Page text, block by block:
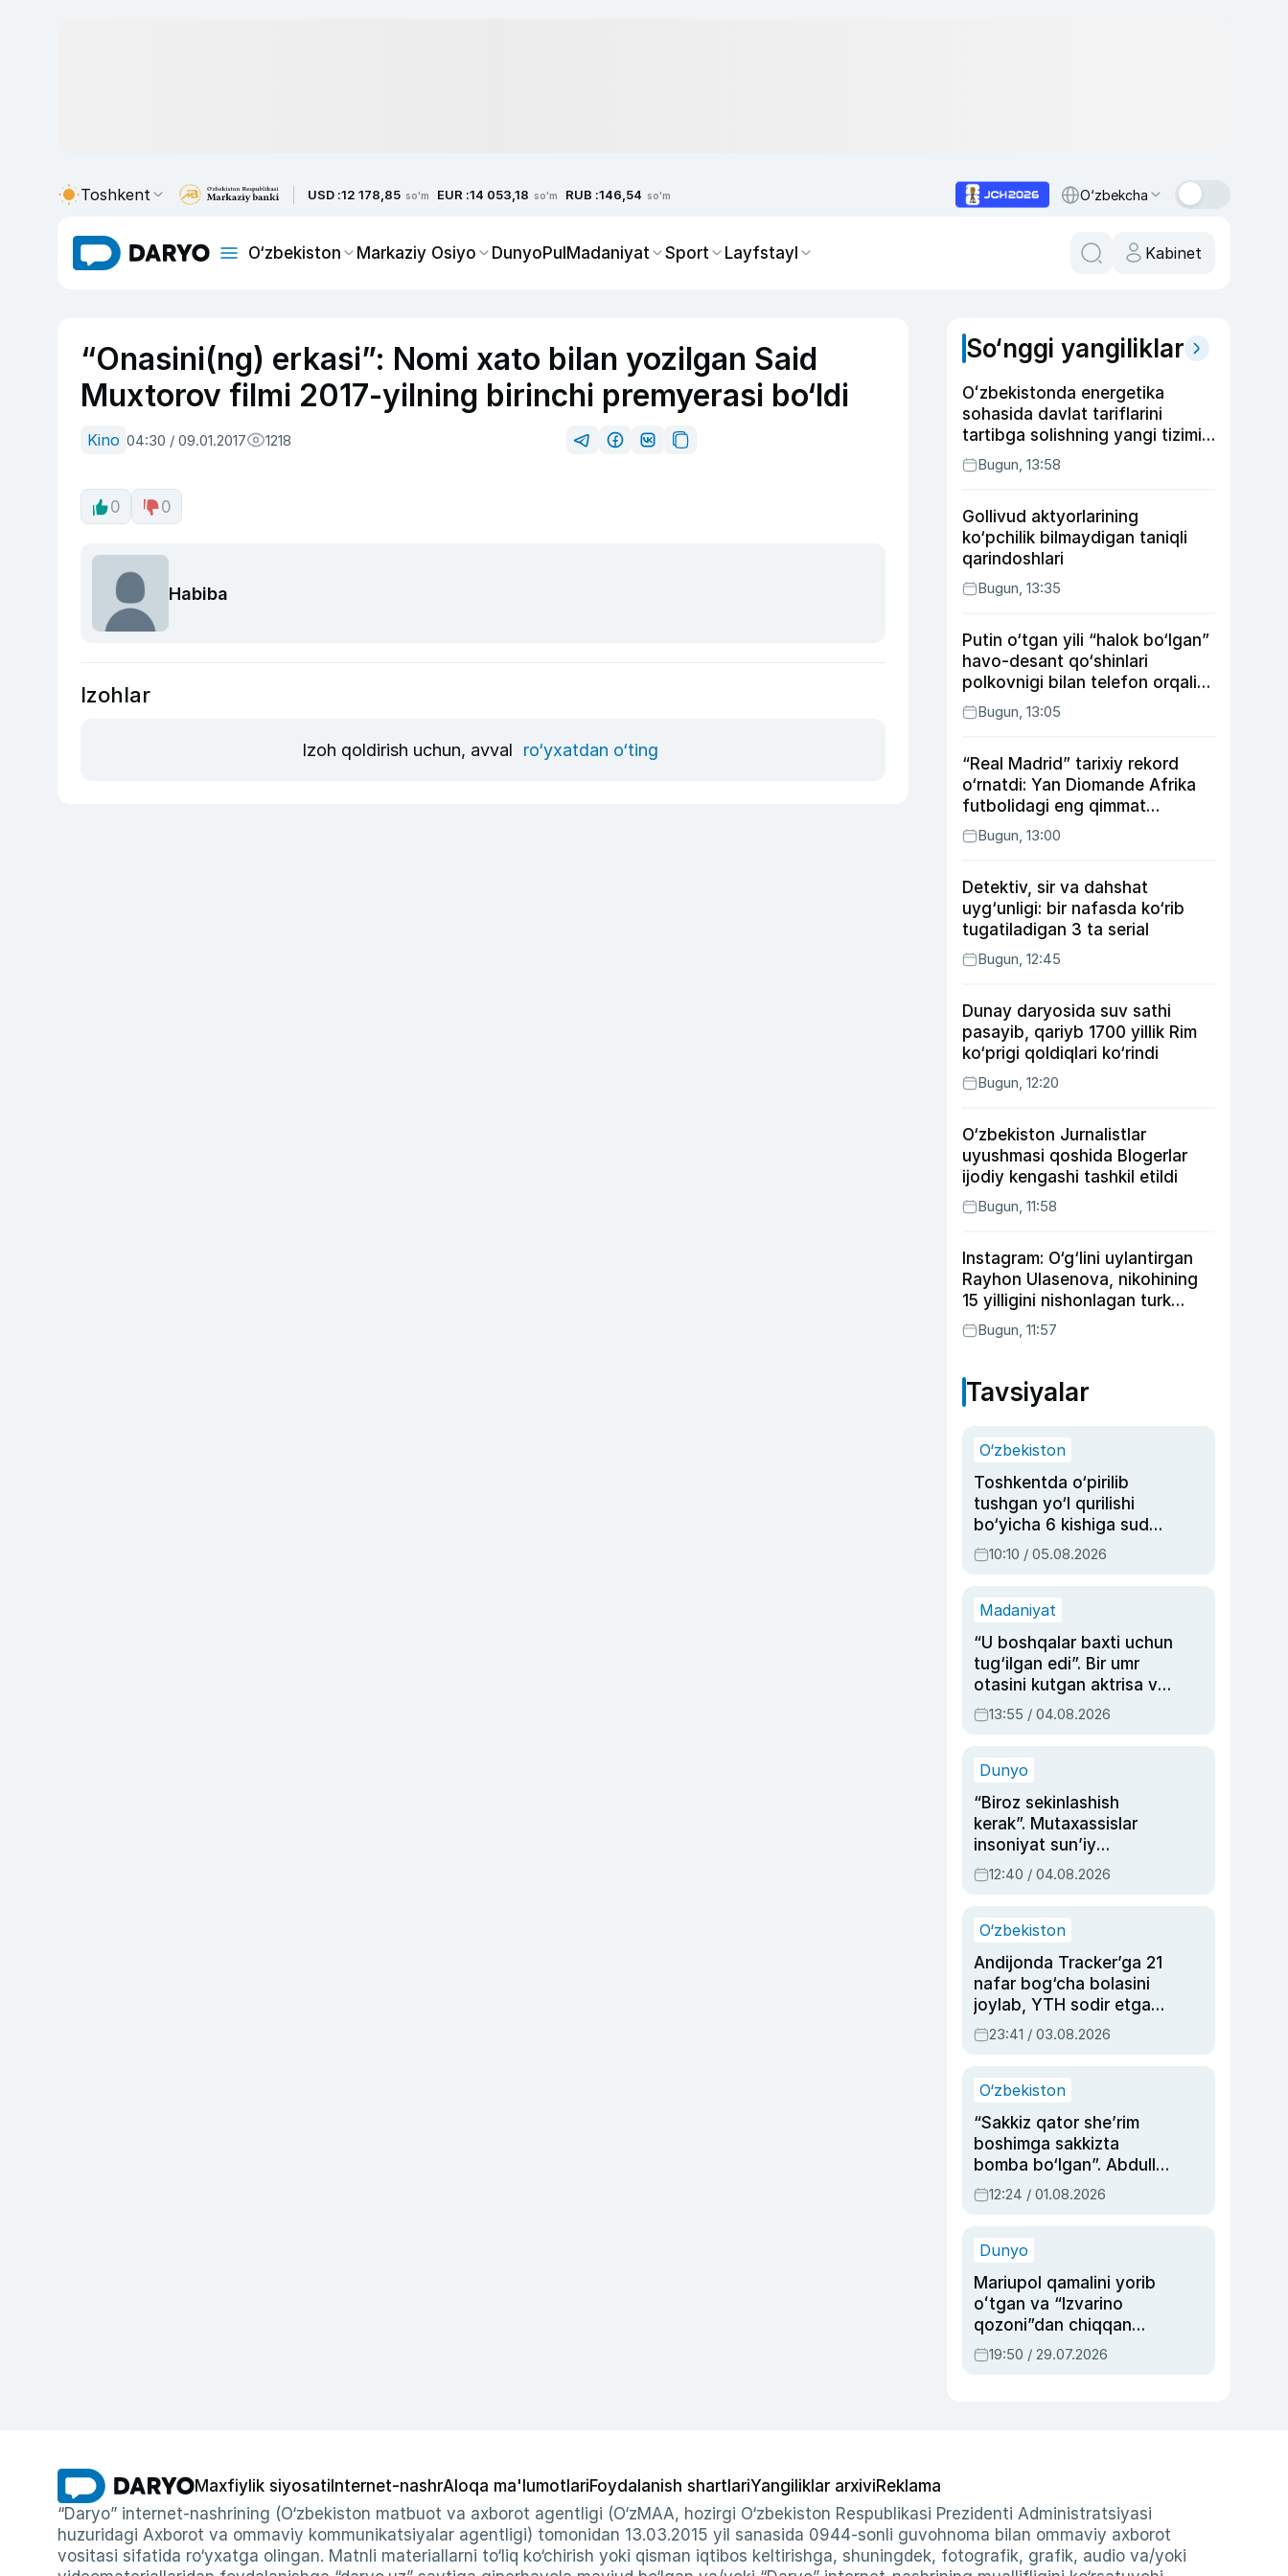
Toshkent USD :12 178,85 so'm EUR :14 053,18 so'm RUB :146,54 so'm O‘zbekcha
O‘zbekiston Markaziy Osiyo DunyoPulMadaniyat Sport Layfstayl Kabinet
“Onasini(ng) erkasi”: Nomi xato bilan yozilgan Said
Muxtorov filmi 2017-yilning birinchi premyerasi bo‘ldi
Kino 04:30 / 09.01.2017 1218
0 0
Habiba
Izohlar
Izoh qoldirish uchun, avval ro‘yxatdan o‘ting
So‘nggi yangiliklar
Oʻzbekistonda energetika
sohasida davlat tariflarini
tartibga solishning yangi tizimi
joriy etildi
Bugun, 13:58
Gollivud aktyorlarining
ko‘pchilik bilmaydigan taniqli
qarindoshlari
Bugun, 13:35
Putin o‘tgan yili “halok bo‘lgan”
havo-desant qo‘shinlari
polkovnigi bilan telefon orqali
suhbatlashdi
Bugun, 13:05
“Real Madrid” tarixiy rekord
o‘rnatdi: Yan Diomande Afrika
futbolidagi eng qimmat
transferga aylandi
Bugun, 13:00
Detektiv, sir va dahshat
uyg‘unligi: bir nafasda ko‘rib
tugatiladigan 3 ta serial
Bugun, 12:45
Dunay daryosida suv sathi
pasayib, qariyb 1700 yillik Rim
ko‘prigi qoldiqlari ko‘rindi
Bugun, 12:20
O‘zbekiston Jurnalistlar
uyushmasi qoshida Blogerlar
ijodiy kengashi tashkil etildi
Bugun, 11:58
Instagram: O‘g‘lini uylantirgan
Rayhon Ulasenova, nikohining
15 yilligini nishonlagan turk
aktyorlari va Kamelot qasriga
sayohat qilgan Zebo Rahimova
Bugun, 11:57
Tavsiyalar
O‘zbekiston
Toshkentda o‘pirilib
tushgan yo‘l qurilishi
bo‘yicha 6 kishiga sud
hukmi o‘qildi
10:10 / 05.08.2026
Madaniyat
“U boshqalar baxti uchun
tug‘ilgan edi”. Bir umr
otasini kutgan aktrisa va
dublyaj ustasi Rimma
Ahmedovaning
13:55 / 04.08.2026
Dunyo
“Biroz sekinlashish
kerak”. Mutaxassislar
insoniyat sun’iy
intellektni boshqara
olmay qolishidan xavotir
12:40 / 04.08.2026
O‘zbekiston
Andijonda Tracker’ga 21
nafar bog‘cha bolasini
joylab, YTH sodir etgan
ayolga sud hukmi o‘qildi
23:41 / 03.08.2026
O‘zbekiston
“Sakkiz qator she’rim
boshimga sakkizta
bomba bo‘lgan”. Abdulla
Oripovni siyosiy
ayblovlardan asrab
12:24 / 01.08.2026
Dunyo
Mariupol qamalini yorib
oʻtgan va “Izvarino
qozoni”dan chiqqan
qahramon — Ukraina
armiyasi bosh
19:50 / 29.07.2026
Maxfiylik siyosati Internet-nashrAloqa ma'lumotlariFoydalanish shartlariYangiliklar arxiviReklama
“Daryo” internet-nashrining (O‘zbekiston matbuot va axborot agentligi (O‘zMAA, hozirgi O‘zbekiston Respublikasi Prezidenti Administratsiyasi
huzuridagi Axborot va ommaviy kommunikatsiyalar agentligi) tomonidan 13.03.2015 yil sanasida 0944-sonli guvohnoma bilan ommaviy axborot
vositasi sifatida ro‘yxatga olingan. Matnli materiallarni to‘liq ko‘chirish yoki qisman iqtibos keltirishga, shuningdek, fotografik, grafik, audio va/yoki